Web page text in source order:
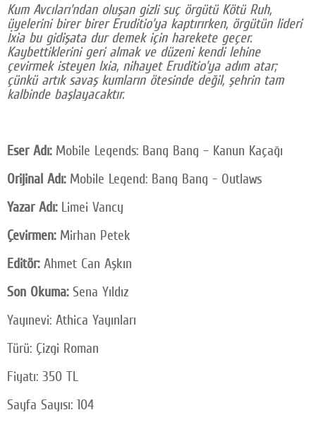
Kum Avcıları’ndan oluşan gizli suç örgütü Kötü Ruh,
üyelerini birer birer Eruditio’ya kaptırırken, örgütün lideri
İxia bu gidişata dur demek için harekete geçer.
Kaybettiklerini geri almak ve düzeni kendi lehine
çevirmek isteyen Ixia, nihayet Eruditio’ya adım atar;
çünkü artık savaş kumların ötesinde değil, şehrin tam
kalbinde başlayacaktır.
Eser Adı: Mobile Legends: Bang Bang – Kanun Kaçağı
Orijinal Adı: Mobile Legend: Bang Bang - Outlaws
Yazar Adı:Limei Vancy
Çevirmen: Mirhan Petek
Editör: Ahmet Can Aşkın
Son Okuma:Sena Yıldız
Yayınevi: Athica Yayınları
Türü: Çizgi Roman
Fiyatı: 350 TL
Sayfa Sayısı: 104